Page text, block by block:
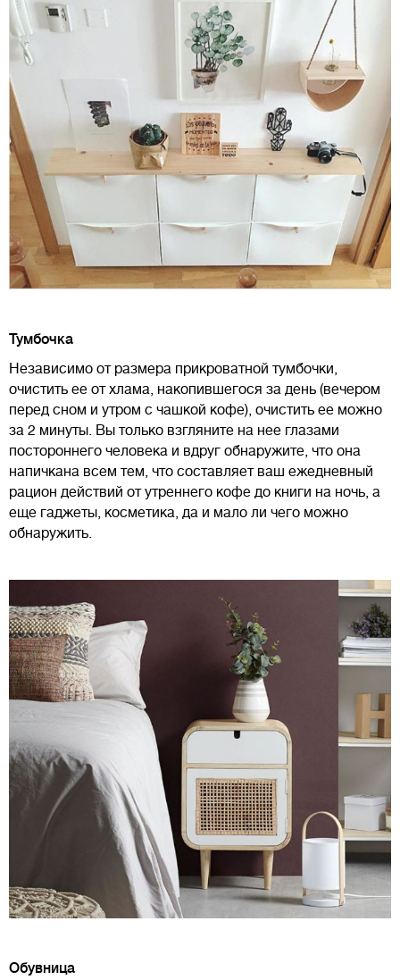
Тумбочка
Независимо от размера прикроватной тумбочки,
очистить ее от хлама, накопившегося за день (вечером
перед сном и утром с чашкой кофе), очистить ее можно
за 2 минуты. Вы только взгляните на нее глазами
постороннего человека и вдруг обнаружите, что она
напичкана всем тем, что составляет ваш ежедневный
рацион действий от утреннего кофе до книги на ночь, а
еще гаджеты, косметика, да и мало ли чего можно
обнаружить.
Обувница